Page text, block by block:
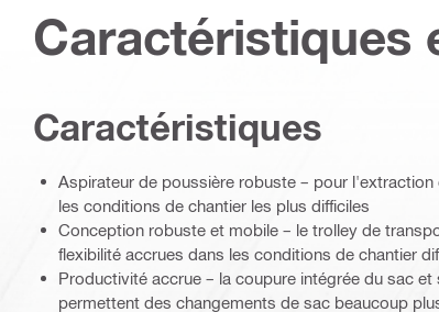
Caractéristiques
Caractéristiques
Aspirateur de poussière robuste – pour
les conditions de chantier les plus difficiles
Conception robuste et mobile – le trolley de
flexibilité accrues dans les conditions de chantier
Productivité accrue – la coupure intégrée du sac
permettent des changements de sac beaucoup